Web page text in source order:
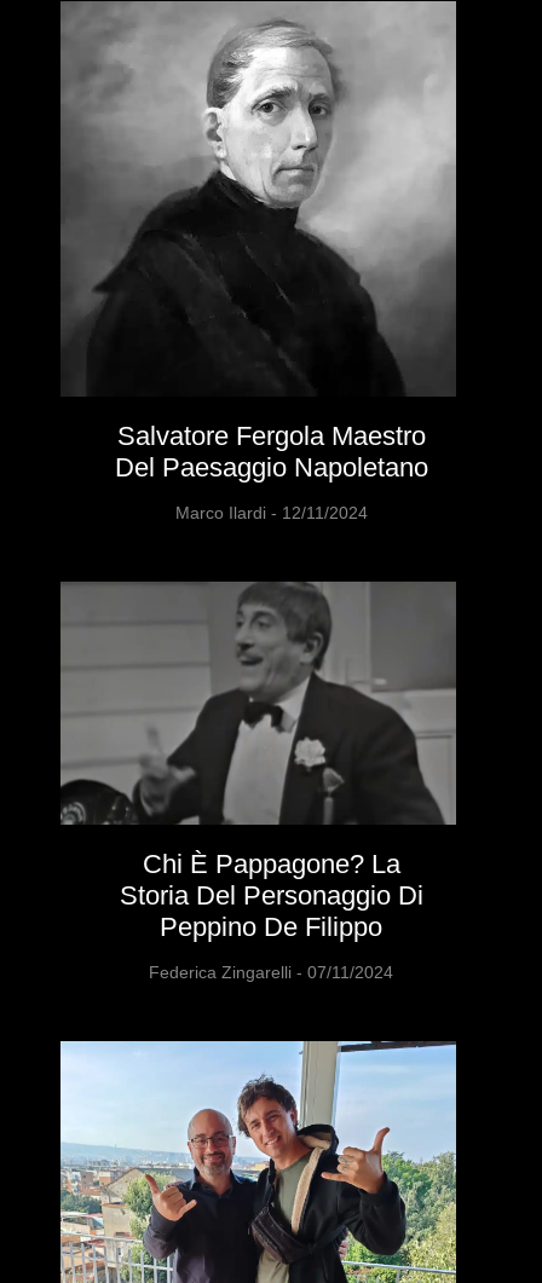
Salvatore Fergola Maestro
Del Paesaggio Napoletano
Marco Ilardi 12/11/2024
Chi È Pappagone? La
Storia Del Personaggio Di
Peppino De Filippo
Federica Zingarelli 07/11/2024